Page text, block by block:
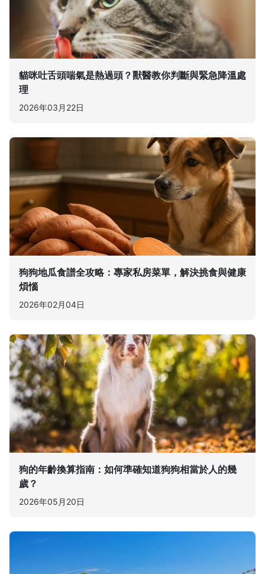
貓咪吐舌頭喘氣是熱過頭？獸醫教你判斷與緊急降溫處
理
2026年03月22日
狗狗地瓜食譜全攻略：專家私房菜單，解決挑食與健康
煩惱
2026年02月04日
狗的年齡換算指南：如何準確知道狗狗相當於人的幾
歲？
2026年05月20日